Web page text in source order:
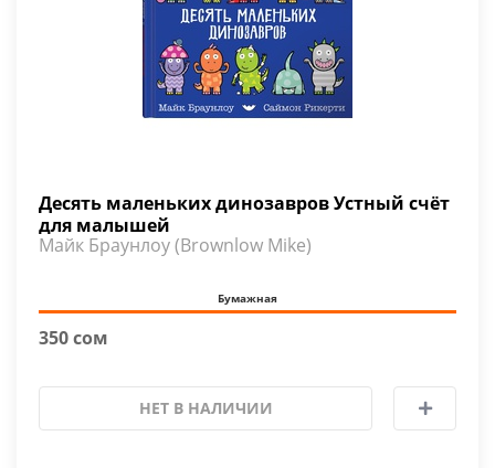
Десять маленьких динозавров Устный счёт
для малышей
Майк Браунлоу (Brownlow Mike)
Бумажная
350 сом
НЕТ В НАЛИЧИИ